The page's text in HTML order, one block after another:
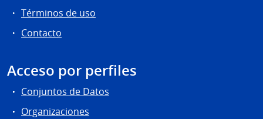
Términos de uso
Contacto
Acceso por perfiles
Conjuntos de Datos
Organizaciones